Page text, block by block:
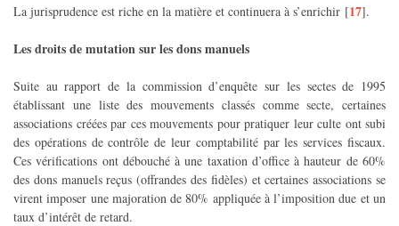
La jurisprudence est riche en la matière et continuera à s’enrichir [17].
Les droits de mutation sur les dons manuels
Suite au rapport de la commission d’enquête sur les sectes de 1995
établissant une liste des mouvements classés comme secte, certaines
associations créées par ces mouvements pour pratiquer leur culte ont subi
des opérations de contrôle de leur comptabilité par les services fiscaux.
Ces vérifications ont débouché à une taxation d’office à hauteur de 60%
des dons manuels reçus (offrandes des fidèles) et certaines associations se
virent imposer une majoration de 80% appliquée à l’imposition due et un
taux d’intérêt de retard.